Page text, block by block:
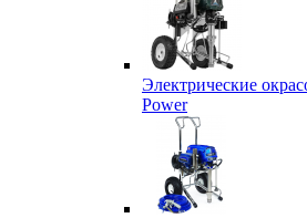
Электрические
Power